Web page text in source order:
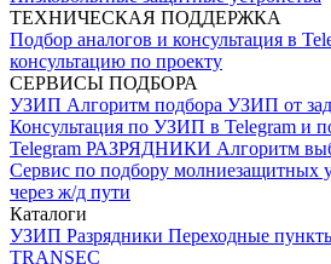
ТЕХНИЧЕСКАЯ ПОДДЕРЖКА
Подбор аналогов и консультация в
консультацию по проекту
СЕРВИСЫ ПОДБОРА
УЗИП Алгоритм подбора УЗИП от
Консультация по УЗИП в Telegram и
Telegram РАЗРЯДНИКИ Алгоритм
Сервис по подбору молниезащитных
через ж/д пути
Каталоги
УЗИП Разрядники Переходные
TRANSEC